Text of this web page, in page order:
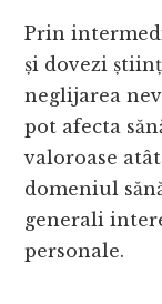
Prin
și dovezi
neglijarea
pot afecta
valoroase
domeniul
generali
personale.